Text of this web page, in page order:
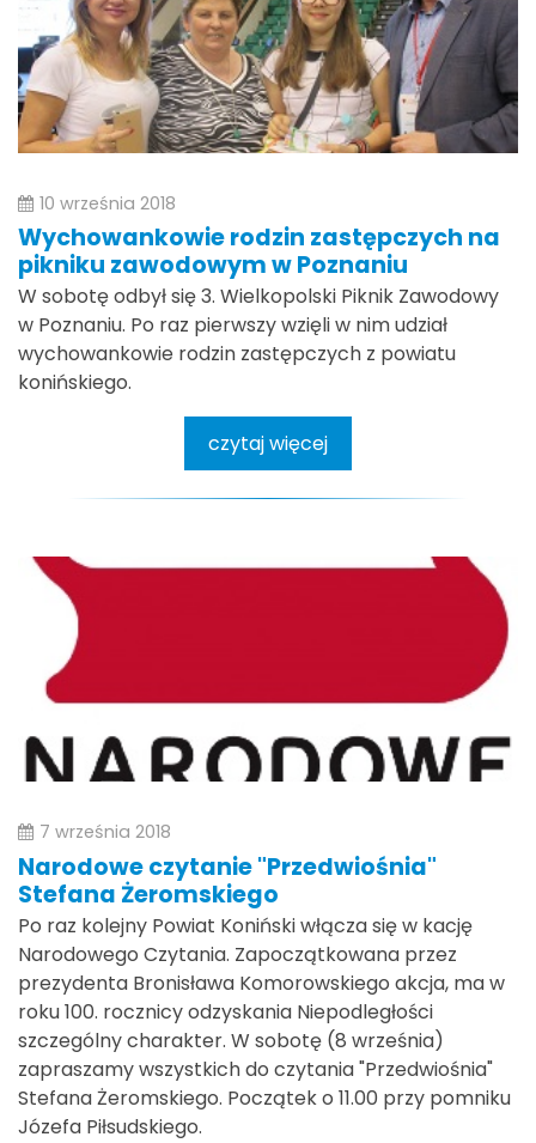
10 września 2018
Wychowankowie rodzin zastępczych na
pikniku zawodowym w Poznaniu
W sobotę odbył się 3. Wielkopolski Piknik Zawodowy
w Poznaniu. Po raz pierwszy wzięli w nim udział
wychowankowie rodzin zastępczych z powiatu
konińskiego.
czytaj więcej
7 września 2018
Narodowe czytanie "Przedwiośnia"
Stefana Żeromskiego
Po raz kolejny Powiat Koniński włącza się w kację
Narodowego Czytania. Zapoczątkowana przez
prezydenta Bronisława Komorowskiego akcja, ma w
roku 100. rocznicy odzyskania Niepodległości
szczególny charakter. W sobotę (8 września)
zapraszamy wszystkich do czytania "Przedwiośnia"
Stefana Żeromskiego. Początek o 11.00 przy pomniku
Józefa Piłsudskiego.